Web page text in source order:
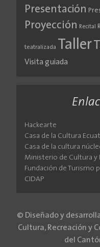
Presentación
Proyección Recital
teatralizada Taller
Visita guiada
Hackearte
Casa de la Cultura
Casa de la cultura
Ministerio de Cultura y
Fundación de Turismo
CIDAP
© Diseñado y
Cultura, Recreación y
del